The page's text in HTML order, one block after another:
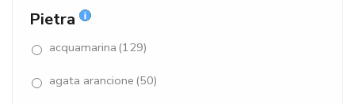
Pietra
acquamarina (129)
agata arancione (50)